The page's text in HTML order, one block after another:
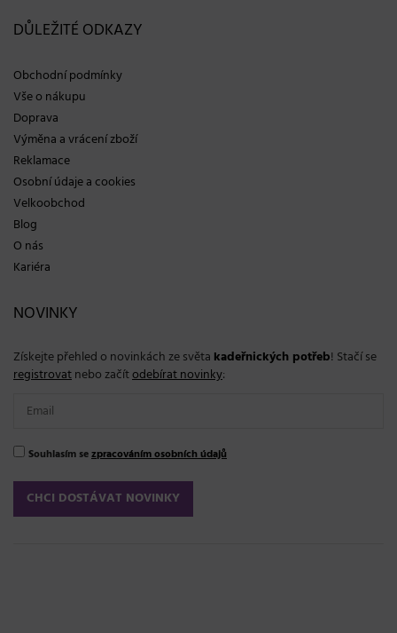
DŮLEŽITÉ ODKAZY
Obchodní podmínky
Vše o nákupu
Doprava
Výměna a vrácení zboží
Reklamace
Osobní údaje a cookies
Velkoobchod
Blog
O nás
Kariéra
NOVINKY
Získejte přehled o novinkách ze světa kadeřnických potřeb! Stačí se
registrovatnebo začítodebírat novinky:
Souhlasím sezpracováním osobních údajů